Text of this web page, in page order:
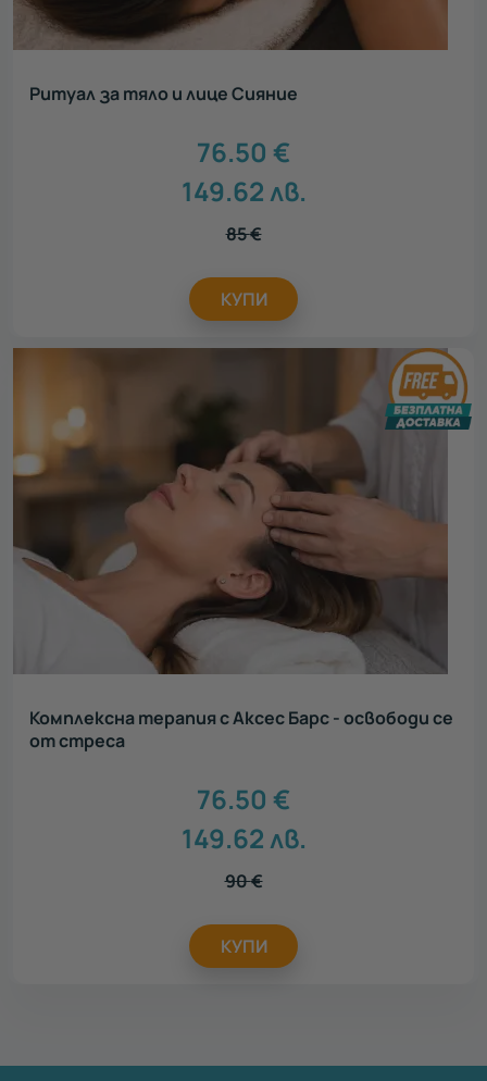
Ритуал за тяло и лице Сияние
76.50 €
149.62лв.
85€
КУПИ
Комплексна терапия с Аксес Барс - освободи се
от стреса
76.50 €
149.62лв.
90€
КУПИ